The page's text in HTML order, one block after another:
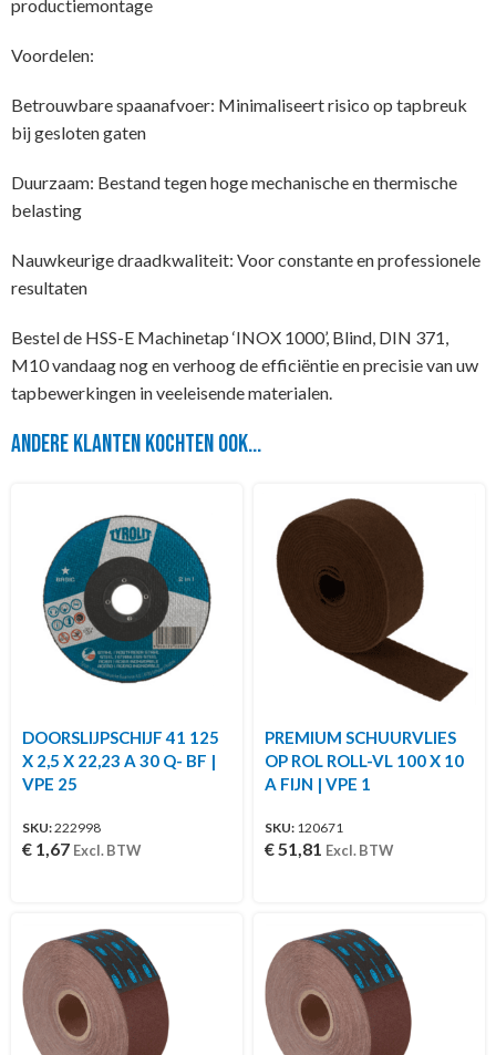
productiemontage
Voordelen:
Betrouwbare spaanafvoer: Minimaliseert risico op tapbreuk
bij gesloten gaten
Duurzaam: Bestand tegen hoge mechanische en thermische
belasting
Nauwkeurige draadkwaliteit: Voor constante en professionele
resultaten
Bestel de HSS-E Machinetap ‘INOX 1000’, Blind, DIN 371,
M10 vandaag nog en verhoog de efficiëntie en precisie van uw
tapbewerkingen in veeleisende materialen.
Andere klanten kochten ook...
DOORSLIJPSCHIJF 41 125
X 2,5 X 22,23 A 30 Q- BF |
VPE 25
SKU:222998
€ 1,67 Excl. BTW
PREMIUM SCHUURVLIES
OP ROL ROLL-VL 100 X 10
A FIJN | VPE 1
SKU: 120671
€51,81 Excl. BTW